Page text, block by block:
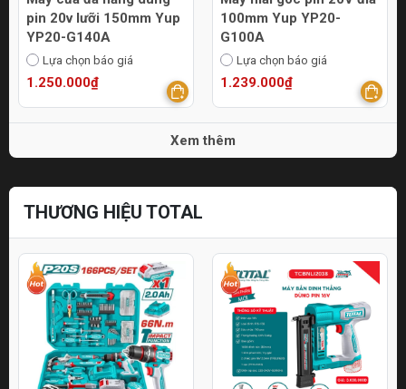
pin 20v lưỡi 150mm Yup
YP20-G140A
Lựa chọn báo giá
1.250.000₫
100mm Yup YP20-
G100A
Lựa chọn báo giá
1.239.000₫
Xem thêm
THƯƠNG HIỆU TOTAL